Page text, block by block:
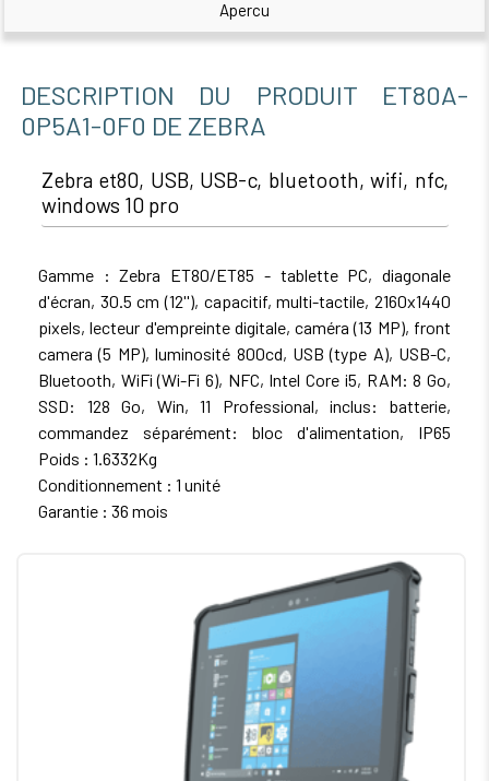
Apercu
DESCRIPTION DU PRODUIT ET80A-
0P5A1-0F0 DE ZEBRA
Zebra et80, USB, USB-c, bluetooth, wifi, nfc,
windows 10 pro
Gamme : Zebra ET80/ET85 - tablette PC, diagonale
d'écran, 30.5 cm (12''), capacitif, multi-tactile, 2160x1440
pixels, lecteur d'empreinte digitale, caméra (13 MP), front
camera (5 MP), luminosité 800cd, USB (type A), USB-C,
Bluetooth, WiFi (Wi-Fi 6), NFC, Intel Core i5, RAM: 8 Go,
SSD: 128 Go, Win, 11 Professional, inclus: batterie,
commandez séparément: bloc d'alimentation, IP65
Poids : 1.6332Kg
Conditionnement : 1 unité
Garantie : 36 mois